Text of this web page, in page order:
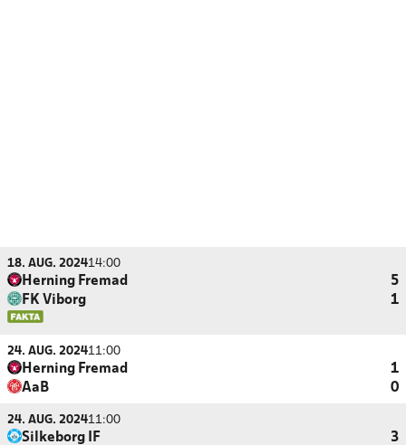
18. AUG. 202414:00
Herning Fremad
5
FK Viborg
1
24. AUG. 202411:00
Herning Fremad
1
AaB
0
24. AUG. 202411:00
Silkeborg IF
3